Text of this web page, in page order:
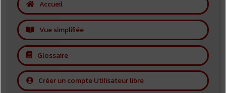
Accueil
Vue simplifiée
Glossaire
Créer un compte Utilisateur libre